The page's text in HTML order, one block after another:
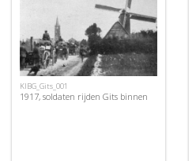
KIBG_Gits_001
1917, soldaten rijden Gits binnen